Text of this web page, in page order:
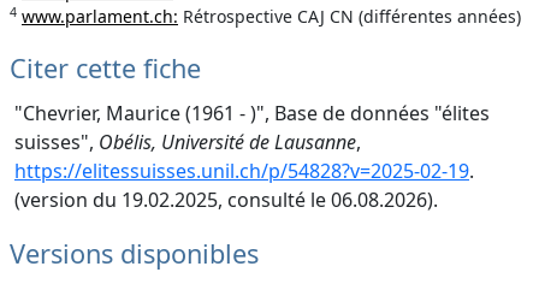
4 www.parlament.ch: Rétrospective CAJ CN (différentes années)
Citer cette fiche
"Chevrier, Maurice (1961 - )", Base de données "élites
suisses", Obélis, Université de Lausanne,
https://elitessuisses.unil.ch/p/54828?v=2025-02-19.
(version du 19.02.2025, consulté le 06.08.2026).
Versions disponibles